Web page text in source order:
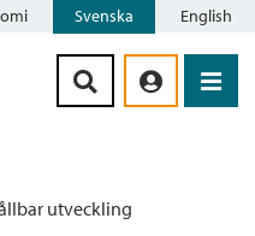
Svenska English
utveckling